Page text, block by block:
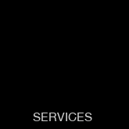
SERVICES